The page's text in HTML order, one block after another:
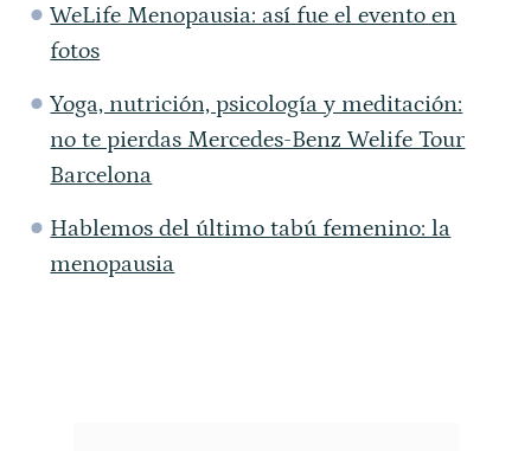
WeLife Menopausia: así fue el evento en
fotos
Yoga, nutrición, psicología y meditación:
no te pierdas Mercedes-Benz Welife Tour
Barcelona
Hablemos del último tabú femenino: la
menopausia